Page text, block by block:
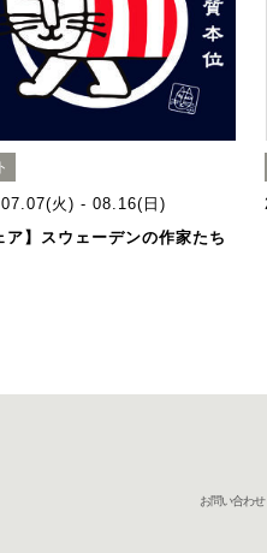
火) - 08.16(日)
ア】スウェーデンの作家たち
お問い合わせ